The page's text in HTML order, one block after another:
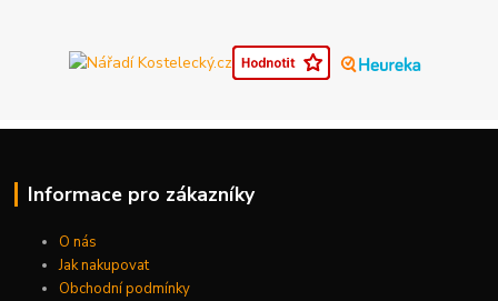
Informace pro zákazníky
O nás
Jak nakupovat
Obchodní podmínky